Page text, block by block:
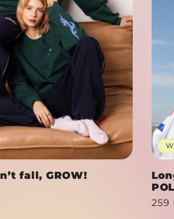
fall, GROW!
259